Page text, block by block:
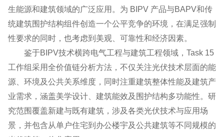
生能源和建筑领域的广泛应用。为 BIPV 产品与BAPV和传
统建筑围护结构组件创造一个公平竞争的环境，在满足强制
性要求的同时，也考虑到美观、可靠性和经济因素。
鉴于BIPV技术横跨电气工程与建筑工程领域，Task 15
工作组采用全价值链分析方法，不仅关注光伏技术层面的能
源、环境及公共关系维度，同时注重建筑整体性能及建筑产
业需求，涵盖美学设计、建筑能效及围护结构多功能性。研
究范围覆盖新建与既有建筑，涉及各类光伏技术与应用场
景，并包含从单户住宅到办公楼宇及公共建筑等不同规模的